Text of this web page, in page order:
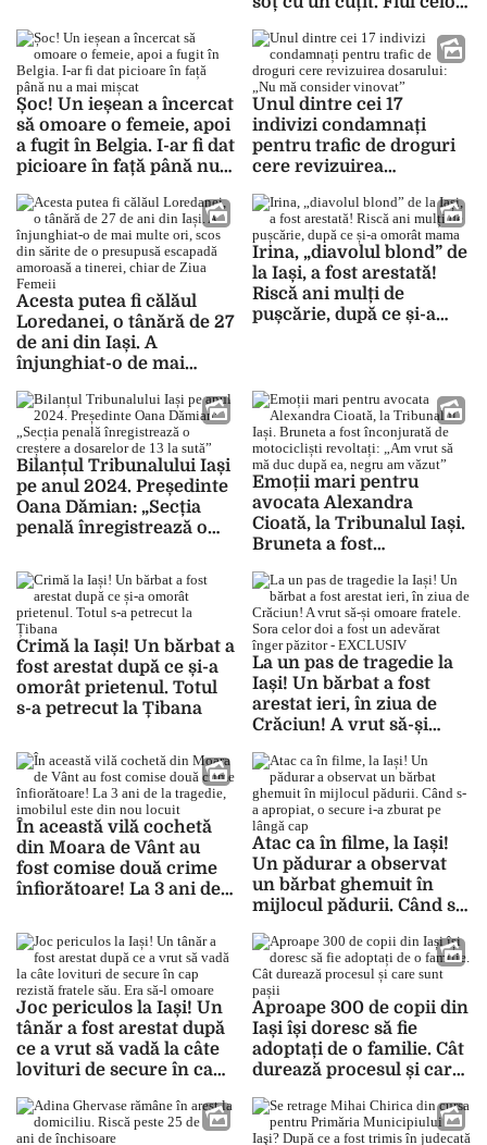
anunțe că mama îi
moare, pe pat, într-o
baltă de sânge
Șoc! Un ieșean a încercat
să omoare o femeie, apoi
a fugit în Belgia. I-ar fi dat
picioare în față până nu a
Unul dintre cei 17
indivizi condamnați
pentru trafic de droguri
cere revizuirea
consider vinovat”
Acesta putea fi călăul
Loredanei, o tânără de 27
de ani din Iași. A
înjunghiat-o de mai
de o presupusă escapadă
amoroasă a tinerei, chiar
de Ziua Femeii
Irina, „diavolul blond” de
la Iași, a fost arestată!
Riscă ani mulți de
pușcărie, după ce și-a
Bilanțul Tribunalului Iași
pe anul 2024. Președinte
Oana Dămian: „Secția
penală înregistrează o
13 la sută”
Emoții mari pentru
avocata Alexandra
Cioată, la Tribunalul Iași.
Bruneta a fost
motocicliști revoltați:
„Am vrut să mă duc după
ea, negru am văzut”
Crimă la Iași! Un bărbat a
fost arestat după ce și-a
omorât prietenul. Totul
s-a petrecut la Țibana
La un pas de tragedie la
Iași! Un bărbat a fost
arestat ieri, în ziua de
Crăciun! A vrut să-și
celor doi a fost un
adevărat înger păzitor –
EXCLUSIV
În această vilă cochetă
din Moara de Vânt au
fost comise două crime
înfiorătoare! La 3 ani de
din nou locuit
Atac ca în filme, la Iași!
Un pădurar a observat
un bărbat ghemuit în
mijlocul pădurii. Când s-
zburat pe lângă cap
Joc periculos la Iași! Un
tânăr a fost arestat după
ce a vrut să vadă la câte
lovituri de secure în cap
să-l omoare
Aproape 300 de copii din
Iași își doresc să fie
adoptați de o familie. Cât
durează procesul și care